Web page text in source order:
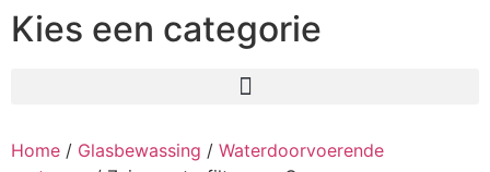
Kies een categorie
Home / Glasbewassing / Waterdoorvoerende